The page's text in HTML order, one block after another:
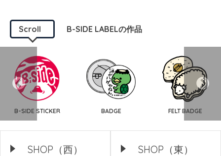
Scroll B-SIDE LABELの作品
B-SIDE STICKER BADGE FELT BADGE
SHOP（西） SHOP（東）